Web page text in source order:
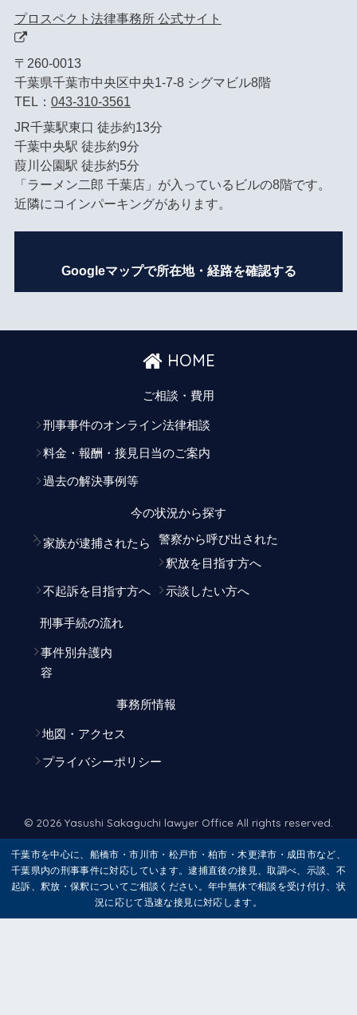
プロスペクト法律事務所 公式サイト
〒260-0013
千葉県千葉市中央区中央1-7-8 シグマビル8階
TEL： 043-310-3561
JR千葉駅東口 徒歩約13分
千葉中央駅 徒歩約9分
葭川公園駅 徒歩約5分
「ラーメン二郎 千葉店」が入っているビルの8階です。
近隣にコインパーキングがあります。
Googleマップで所在地・経路を確認する
HOME
ご相談・費用
刑事事件のオンライン法律相談
料金・報酬・接見日当のご案内
過去の解決事例等
今の状況から探す
家族が逮捕されたら
警察から呼び出された
釈放を目指す方へ
不起訴を目指す方へ 示談したい方へ
刑事手続の流れ
事件別弁護内
容
事務所情報
地図・アクセス
プライバシーポリシー
© 2026 Yasushi Sakaguchi lawyer Office All rights reserved.
千葉市を中心に、船橋市・市川市・松戸市・柏市・木更津市・成田市など、
千葉県内の刑事事件に対応しています。逮捕直後の接見、取調べ、示談、不
起訴、釈放・保釈についてご相談ください。年中無休で相談を受け付け、状
況に応じて迅速な接見に対応します。